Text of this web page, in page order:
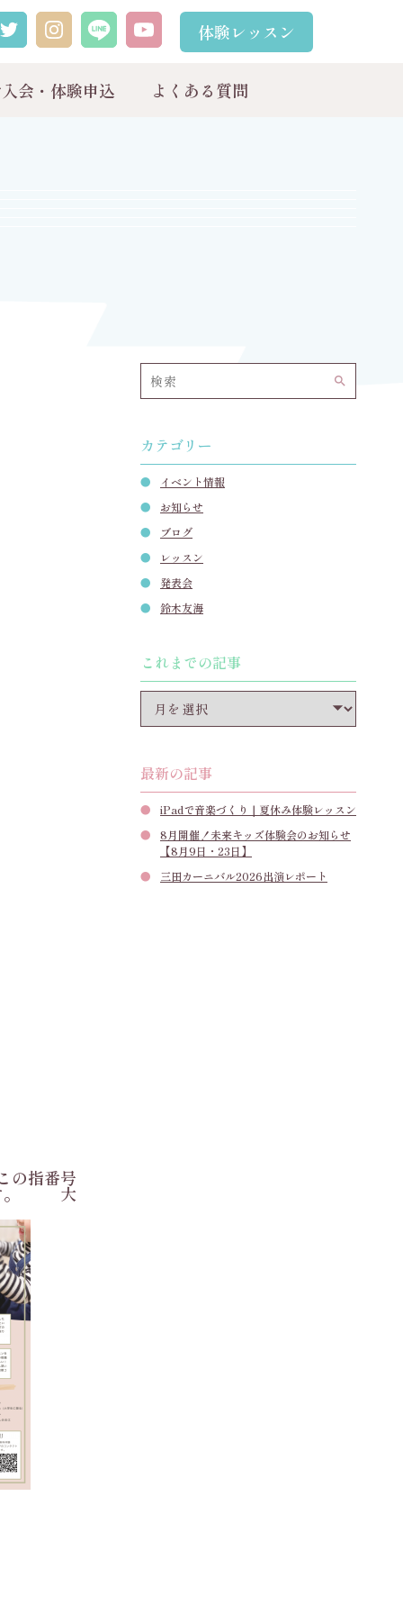
体験レッスン
会・体験申込 よくある質問
の指番号
す。 大
search
カテゴリー
イベント情報
お知らせ
ブログ
レッスン
発表会
鈴木友海
これまでの記事
最新の記事
iPadで音楽づくり｜夏休み体験レッスン
8月開催！未来キッズ体験会のお知らせ
【8月9日・23日】
三田カーニバル2026出演レポート